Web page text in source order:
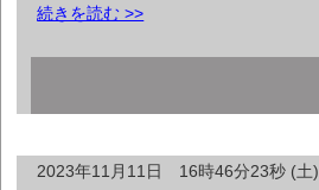
続きを読む >>
2023年11月11日 16時46分23秒 (土)